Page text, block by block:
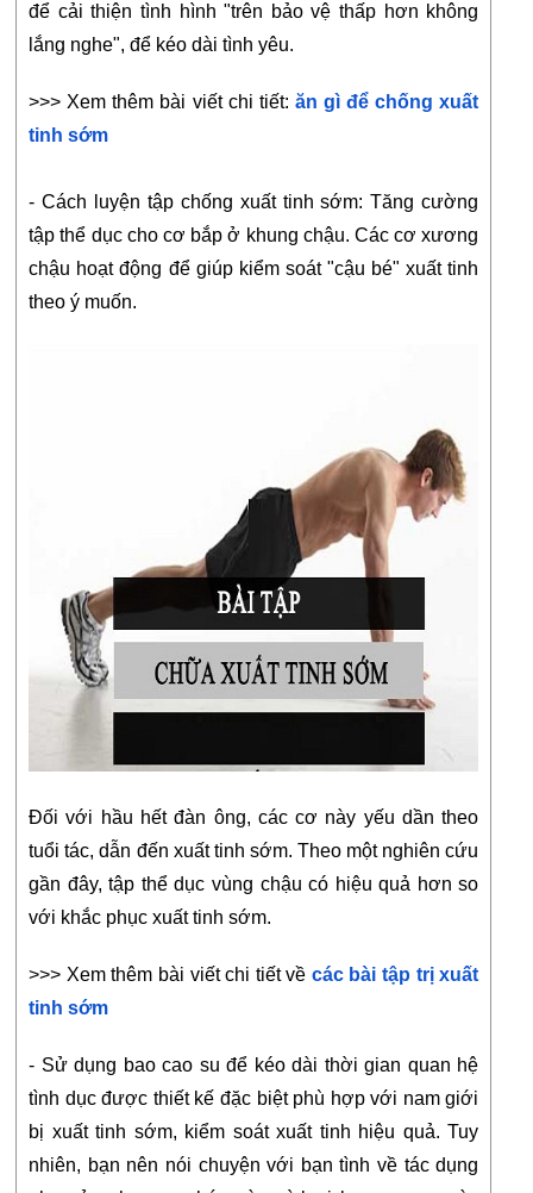
để cải thiện tình hình "trên bảo vệ thấp hơn không
lắng nghe", để kéo dài tình yêu.
>>> Xem thêm bài viết chi tiết: ăn gì để chống xuất
tinh sớm
- Cách luyện tập chống xuất tinh sớm: Tăng cường
tập thể dục cho cơ bắp ở khung chậu. Các cơ xương
chậu hoạt động để giúp kiểm soát "cậu bé" xuất tinh
theo ý muốn.
Đối với hầu hết đàn ông, các cơ này yếu dần theo
tuổi tác, dẫn đến xuất tinh sớm. Theo một nghiên cứu
gần đây, tập thể dục vùng chậu có hiệu quả hơn so
với khắc phục xuất tinh sớm.
>>> Xem thêm bài viết chi tiết về các bài tập trị xuất
tinh sớm
- Sử dụng bao cao su để kéo dài thời gian quan hệ
tình dục được thiết kế đặc biệt phù hợp với nam giới
bị xuất tinh sớm, kiểm soát xuất tinh hiệu quả. Tuy
nhiên, bạn nên nói chuyện với bạn tình về tác dụng